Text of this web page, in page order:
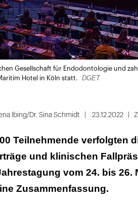
Gesellschaft für Endodontologie und
Hotel in Köln statt.
DGET
Ibing/Dr. Sina Schmidt 23.12.2022
Teilnehmende verfolgten
und klinischen
vom 24. bis 26.
Zusammenfassung.